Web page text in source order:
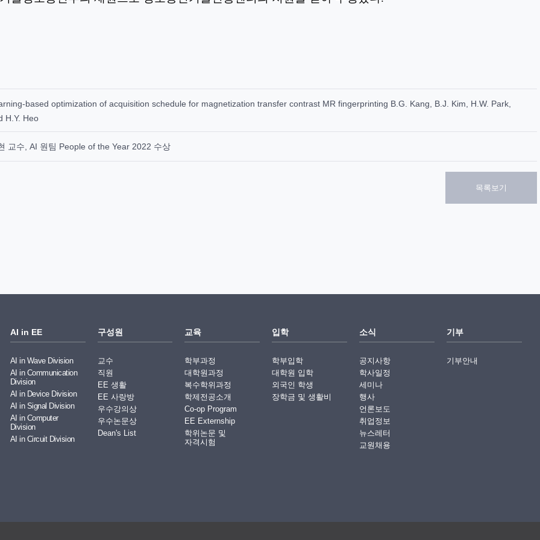
based optimization of acquisition schedule for magnetization transfer contrast MR fingerprinting B.G. Kang, B.J. Kim, H.W. Park,
H.Y. Heo
교수, AI 원팀 People of the Year 2022 수상
목록보기
AI in EE
AI in Wave Division
AI in Communication
Division
AI in Device Division
AI in Signal Division
AI in Computer
Division
AI in Circuit Division
구성원
교수
직원
EE 생활
EE 사랑방
우수강의상
우수논문상
Dean's List
교육
학부과정
대학원과정
복수학위과정
학제전공소개
Co-op Program
EE Externship
학위논문 및
자격시험
입학
학부입학
대학원 입학
외국인 학생
장학금 및 생활비
소식
공지사항
학사일정
세미나
행사
언론보도
취업정보
뉴스레터
교원채용
기부
기부안내